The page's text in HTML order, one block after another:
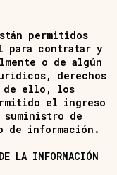
permitidos
para contratar y
o de algún
derechos
de ello, los
el ingreso
de
de información.
LA INFORMACIÓN